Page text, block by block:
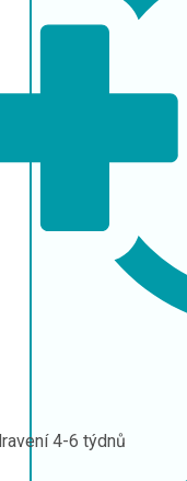
4-6 týdnů